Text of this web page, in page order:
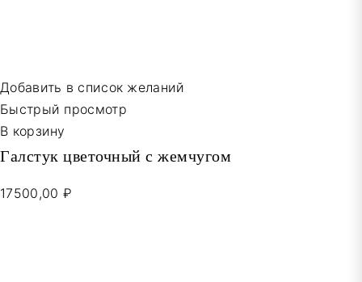
Добавить в список желаний
Быстрый просмотр
В корзину
Галстук цветочный с жемчугом
17500,00 ₽